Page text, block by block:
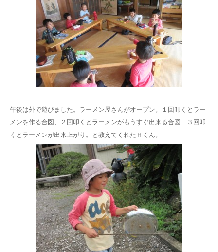
午後は外で遊びました。ラーメン屋さんがオープン。１回叩くとラー
メンを作る合図、２回叩くとラーメンがもうすぐ出来る合図、３回叩
くとラーメンが出来上がり。と教えてくれたＨくん。